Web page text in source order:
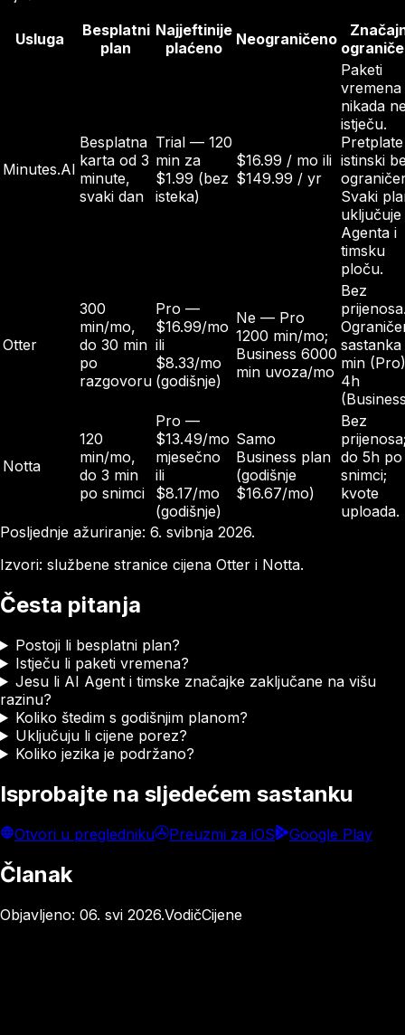
Usluga
Besplatni
plan
Najjeftinije
plaćeno
Neograničeno
Minutes.AI
Besplatna
karta od 3
minute,
svaki dan
Trial — 120
min za
$1.99 (bez
isteka)
$16.99 / mo ili
$149.99 / yr
Paketi
vremena
nikada
istječu.
istinski
Svaki
Agenta i
timsku
ploču.
Otter
300
min/mo,
do 30 min
po
razgovoru
Pro —
$16.99/mo
ili
$8.33/mo
(godišnje)
Ne — Pro
1200 min/mo;
Business 6000
min uvoza/mo
Bez
min
4h
Notta
120
min/mo,
do 3 min
po snimci
Pro —
$13.49/mo
mjesečno
ili
$8.17/mo
(godišnje)
Samo
Business plan
(godišnje
$16.67/mo)
Bez
do 5h po
snimci;
kvote
uploada.
Posljednje ažuriranje: 6. svibnja 2026.
Izvori: službene stranice cijena Otter i Notta.
Česta pitanja
Postoji li besplatni plan?
Istječu li paketi vremena?
Jesu li AI Agent i timske značajke zaključane na višu
razinu?
Koliko štedim s godišnjim planom?
Uključuju li cijene porez?
Koliko jezika je podržano?
Isprobajte na sljedećem sastanku
Otvori u pregledniku Preuzmi za iOS Google Play
Članak
Objavljeno: 06. svi 2026.VodičCijene